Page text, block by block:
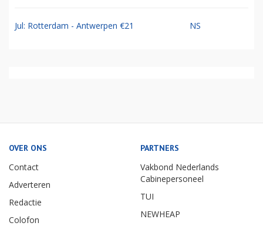
Jul: Rotterdam - Antwerpen €21 NS
OVER ONS
Contact
Adverteren
Redactie
Colofon
PARTNERS
Vakbond Nederlands
Cabinepersoneel
TUI
NEWHEAP